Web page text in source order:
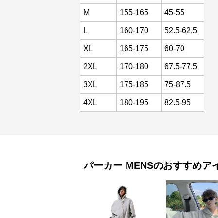
M 155-165 45-55
L 160-170 52.5-62.5
XL 165-175 60-70
2XL 170-180 67.5-77.5
3XL 175-185 75-87.5
4XL 180-195 82.5-95
パーカー MENSのおすすめア